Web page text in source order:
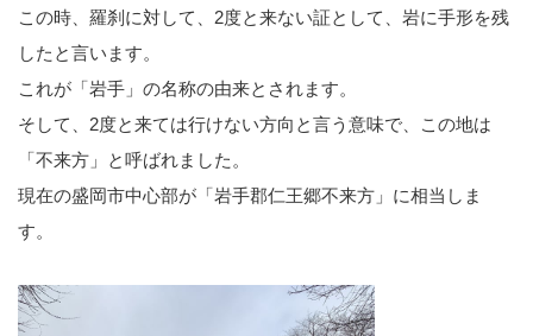
この時、羅刹に対して、2度と来ない証として、岩に手形を残
したと言います。
これが「岩手」の名称の由来とされます。
そして、2度と来ては行けない方向と言う意味で、この地は
「不来方」と呼ばれました。
現在の盛岡市中心部が「岩手郡仁王郷不来方」に相当しま
す。